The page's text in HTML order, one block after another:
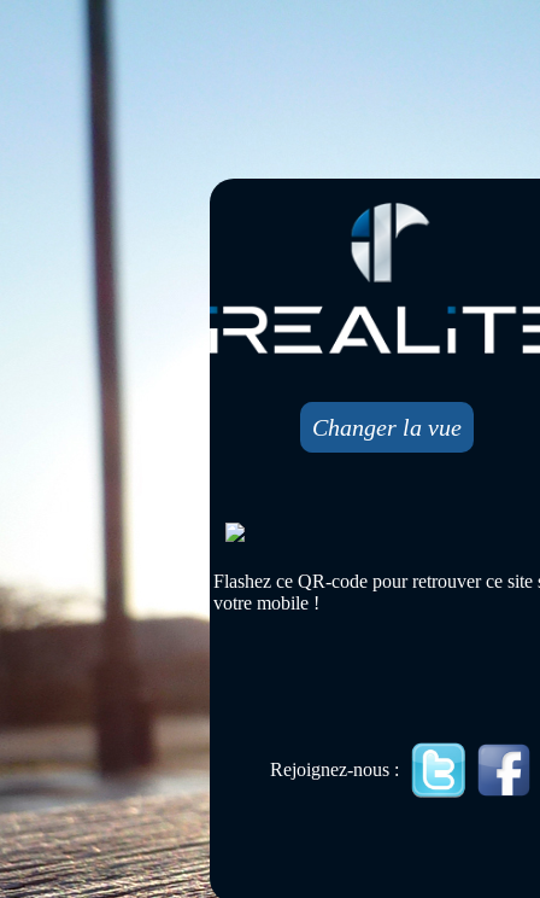
Changer la vue
Flashez ce QR-code pour retrouver ce site
votre mobile !
Rejoignez-nous :